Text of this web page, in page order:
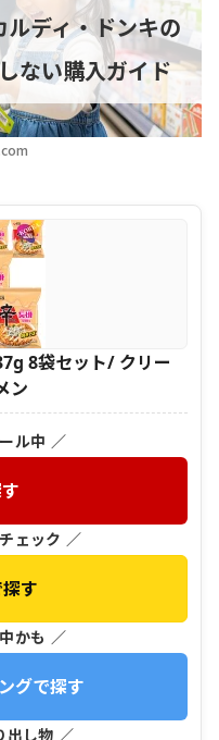
ディ・ドンキの
ない購入ガイド
8袋セット/ クリー
ン
ル中 ／
ェック ／
す
かも ／
グで探す
出し物 ／